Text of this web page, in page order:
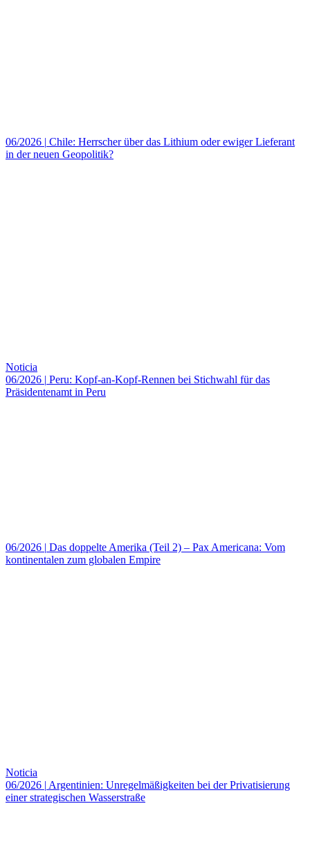
06/2026 | Chile: Herrscher über das Lithium oder ewiger Lieferant
in der neuen Geopolitik?
Noticia
06/2026 | Peru: Kopf-an-Kopf-Rennen bei Stichwahl für das
Präsidentenamt in Peru
06/2026 | Das doppelte Amerika (Teil 2) – Pax Americana: Vom
kontinentalen zum globalen Empire
Noticia
06/2026 | Argentinien: Unregelmäßigkeiten bei der Privatisierung
einer strategischen Wasserstraße